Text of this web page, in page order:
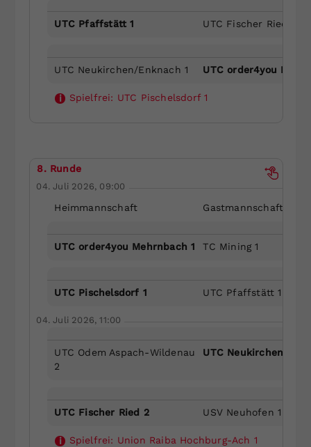
UTC Pfaffstätt 1 UTC Fischer Ried 2
UTC Neukirchen/Enknach 1 UTC order4you
i Spielfrei: UTC Pischelsdorf 1
8. Runde
04. Juli 2026, 09:00
Heimmannschaft Gastmannschaft
UTC order4you Mehrnbach 1 TC Mining 1
UTC Pischelsdorf 1 UTC Pfaffstätt 1
04. Juli 2026, 11:00
UTC Odem Aspach-Wildenau
2
UTC Neukirchen/
UTC Fischer Ried 2 USV Neuhofen 1
i Spielfrei: Union Raiba Hochburg-Ach 1